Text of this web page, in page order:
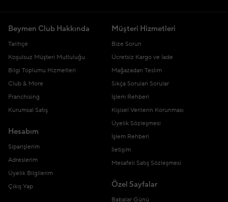
Beymen Club Hakkında
Tarihçe
Koşulsuz Müşteri Mutluluğu
Bilgi Toplumu Hizmetleri
Club & More
Franchising
Kurumsal Satış
Hesabım
Siparişlerim
Adreslerim
Üyelik Bilgilerim
Çıkış Yap
Müşteri Hizmetleri
Bize Sorun
Ücretsiz Kargo ve İade
Mağazadan Teslim
Sıkça Sorulan Sorular
İşlem Rehberi
Kişisel Verilerin Korunması
Üyelik Sözleşmesi
İşlem Rehberi
İletişim
Mesafeli Satış Sözleşmesi
Özel Sayfalar
Babalar Günü